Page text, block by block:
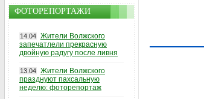
ФОТОРЕПОРТАЖИ
14.04 Жители Волжского
запечатлели прекрасную
двойную радугу после ливня
13.04 Жители Волжского
празднуют пахсальную
неделю: фоторепортаж